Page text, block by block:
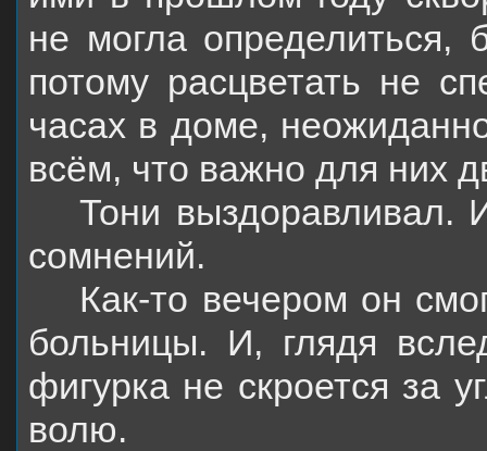
не могла
потому расцветать не
часах в доме,
всём, что важно для них
Тони выздоравливал.
сомнений.
Как-то вечером он
больницы. И, глядя
фигурка не скроется за
волю.